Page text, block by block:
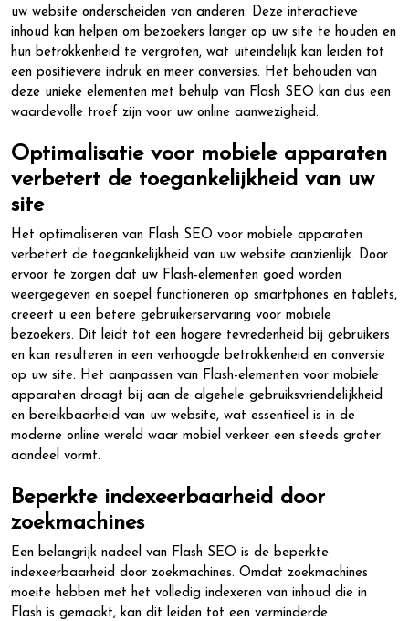
uw website onderscheiden van anderen. Deze interactieve
inhoud kan helpen om bezoekers langer op uw site te houden en
hun betrokkenheid te vergroten, wat uiteindelijk kan leiden tot
een positievere indruk en meer conversies. Het behouden van
deze unieke elementen met behulp van Flash SEO kan dus een
waardevolle troef zijn voor uw online aanwezigheid.
Optimalisatie voor mobiele apparaten
verbetert de toegankelijkheid van uw
site
Het optimaliseren van Flash SEO voor mobiele apparaten
verbetert de toegankelijkheid van uw website aanzienlijk. Door
ervoor te zorgen dat uw Flash-elementen goed worden
weergegeven en soepel functioneren op smartphones en tablets,
creëert u een betere gebruikerservaring voor mobiele
bezoekers. Dit leidt tot een hogere tevredenheid bij gebruikers
en kan resulteren in een verhoogde betrokkenheid en conversie
op uw site. Het aanpassen van Flash-elementen voor mobiele
apparaten draagt bij aan de algehele gebruiksvriendelijkheid
en bereikbaarheid van uw website, wat essentieel is in de
moderne online wereld waar mobiel verkeer een steeds groter
aandeel vormt.
Beperkte indexeerbaarheid door
zoekmachines
Een belangrijk nadeel van Flash SEO is de beperkte
indexeerbaarheid door zoekmachines. Omdat zoekmachines
moeite hebben met het volledig indexeren van inhoud die in
Flash is gemaakt, kan dit leiden tot een verminderde